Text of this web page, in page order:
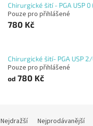
Chirurgické šití - PGA USP
Pouze pro přihlášené
780 Kč
Chirurgické šití- PGA USP
Pouze pro přihlášené
od 780 Kč
Nejdražší Nejprodávanější